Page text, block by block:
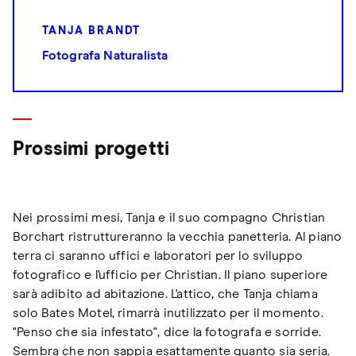
TANJA BRANDT
Fotografa Naturalista
Prossimi progetti
Nei prossimi mesi, Tanja e il suo compagno Christian
Borchart ristruttureranno la vecchia panetteria. Al piano
terra ci saranno uffici e laboratori per lo sviluppo
fotografico e l'ufficio per Christian. Il piano superiore
sarà adibito ad abitazione. L'attico, che Tanja chiama
solo Bates Motel, rimarrà inutilizzato per il momento.
"Penso che sia infestato", dice la fotografa e sorride.
Sembra che non sappia esattamente quanto sia seria.